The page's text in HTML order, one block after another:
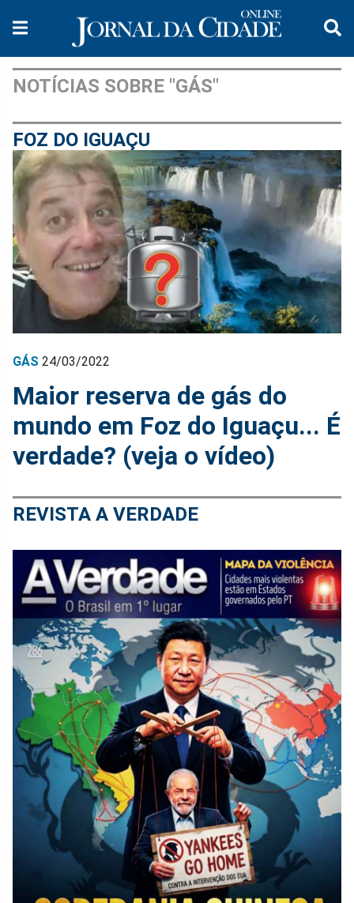
NOTÍCIAS SOBRE "GÁS"
FOZ DO IGUAÇU
GÁS 24/03/2022
Maior reserva de gás do
mundo em Foz do Iguaçu... É
verdade? (veja o vídeo)
REVISTA A VERDADE